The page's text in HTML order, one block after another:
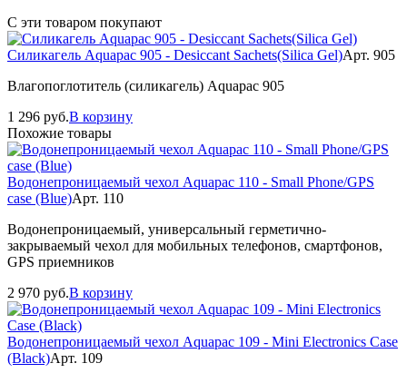
С эти товаром покупают
Силикагель Aquapac 905 - Desiccant Sachets(Silica Gel)Арт. 905
Влагопоглотитель (силикагель) Aquapac 905
1 296 руб.В корзину
Похожие товары
Водонепроницаемый чехол Aquapac 110 - Small Phone/GPS
case (Blue)Арт. 110
Водонепроницаемый, универсальный герметично-
закрываемый чехол для мобильных телефонов, смартфонов,
GPS приемников
2 970 руб.В корзину
Водонепроницаемый чехол Aquapac 109 - Mini Electronics Case
(Black)Арт. 109